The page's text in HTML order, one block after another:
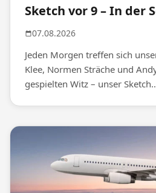
Sketch vor 9 – In der
07.08.2026
Jeden Morgen treffen sich
Klee, Normen Sträche und
gespielten Witz – unser